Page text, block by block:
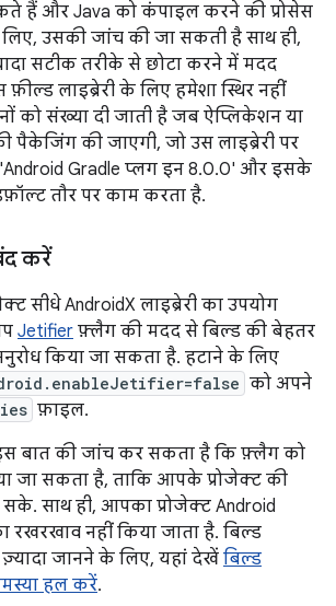
हैं और Java को कंपाइल करने की प्रोसेस
उसकी जांच की जा सकती है साथ ही,
सटीक तरीके से छोटा करने में मदद
फ़ील्ड लाइब्रेरी के लिए हमेशा स्थिर नहीं
को संख्या दी जाती है जब ऐप्लिकेशन या
पैकेजिंग की जाएगी, जो उस लाइब्रेरी पर
'Android Gradle प्लग इन 8.0.0' और इसके
तौर पर काम करता है.
करें
सीधे AndroidX लाइब्रेरी का उपयोग
Jetifier फ़्लैग की मदद से बिल्ड की बेहतर
किया जा सकता है. हटाने के लिए
को अपने
फ़ाइल.
बात की जांच कर सकता है कि फ़्लैग को
जा सकता है, ताकि आपके प्रोजेक्ट की
सके. साथ ही, आपका प्रोजेक्ट Android
रखरखाव नहीं किया जाता है. बिल्ड
जानने के लिए, यहां देखें बिल्ड
हल करें.